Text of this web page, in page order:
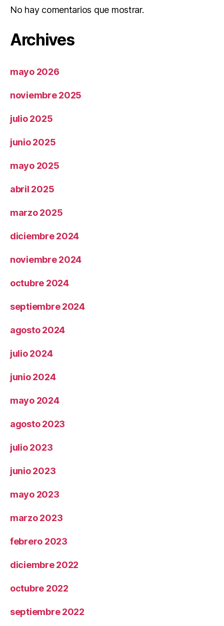
No hay comentarios que mostrar.
Archives
mayo 2026
noviembre 2025
julio 2025
junio 2025
mayo 2025
abril 2025
marzo 2025
diciembre 2024
noviembre 2024
octubre 2024
septiembre 2024
agosto 2024
julio 2024
junio 2024
mayo 2024
agosto 2023
julio 2023
junio 2023
mayo 2023
marzo 2023
febrero 2023
diciembre 2022
octubre 2022
septiembre 2022